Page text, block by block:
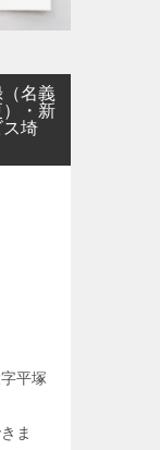
名義
・新
埼
平塚
ま